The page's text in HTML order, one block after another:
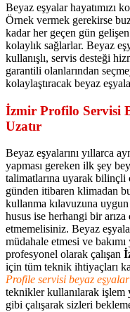
Beyaz eşyalar hayatımızı
Örnek vermek gerekirse
kadar her geçen gün
kolaylık sağlarlar. Beyaz
kullanışlı, servis desteği
garantili olanlarından
kolaylaştıracak beyaz
İzmir Profilo Servisi
Uzatır
Beyaz eşyalarını yıllarca
yapması gereken ilk şey
talimatlarına uyarak bilinçli
günden itibaren klimadan
kullanma kılavuzuna
husus ise herhangi bir
etmemelisiniz. Beyaz
müdahale etmesi ve
profesyonel olarak çalışan
için tüm teknik ihtiyaçları
Profile servisi beyaz
teknikler kullanılarak işlem
gibi çalışarak sizleri